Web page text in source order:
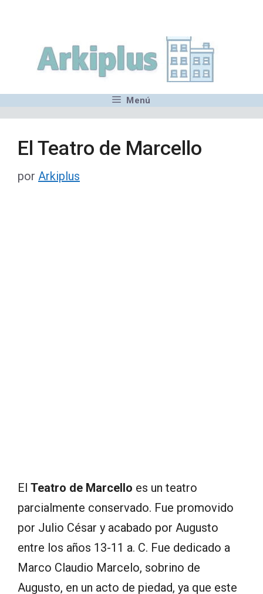
contenido
Menú
El Teatro de Marcello
por Arkiplus
El Teatro de Marcello es un teatro
parcialmente conservado. Fue promovido
por Julio César y acabado por Augusto
entre los años 13-11 a. C. Fue dedicado a
Marco Claudio Marcelo, sobrino de
Augusto, en un acto de piedad, ya que este